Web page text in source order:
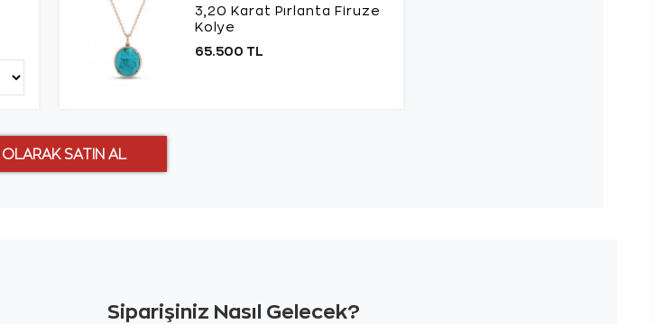
3,20 Karat Pırlanta Firuze
Kolye
65.500 TL
Siparişiniz Nasıl Gelecek?